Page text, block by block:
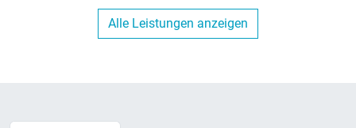
Werkstatt Bargeldlos zahlen
Alle Leistungen anzeigen